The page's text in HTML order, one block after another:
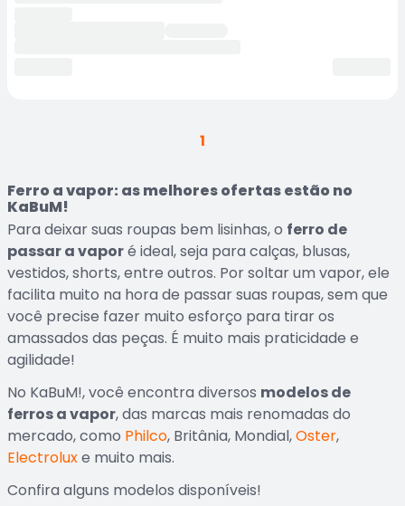
1
Ferro a vapor: as melhores ofertas estão no
KaBuM!
Para deixar suas roupas bem lisinhas, o ferro de
passar a vaporé ideal, seja para calças, blusas,
vestidos, shorts, entre outros. Por soltar um vapor, ele
facilita muito na hora de passar suas roupas, sem que
você precise fazer muito esforço para tirar os
amassados das peças. É muito mais praticidade e
agilidade!
No KaBuM!, você encontra diversos modelos de
ferros a vapor, das marcas mais renomadas do
mercado, como Philco, Britânia, Mondial,Oster,
Electroluxe muito mais.
Confira alguns modelos disponíveis!